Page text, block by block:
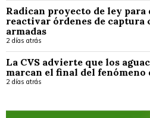
Radican proyecto de ley
reactivar órdenes de
armadas
2 días atrás
La CVS advierte que los
marcan el final del fenómeno
2 días atrás